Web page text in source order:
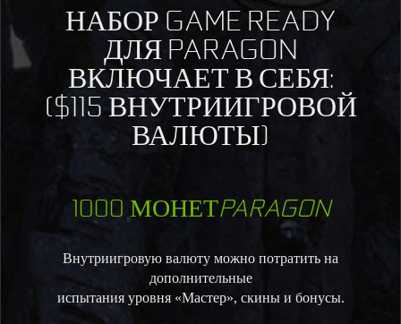
НАБОР GAME READY
ДЛЯ PARAGON
ВКЛЮЧАЕТ В СЕБЯ:
($115 ВНУТРИИГРОВОЙ
ВАЛЮТЫ)
1000 МОНЕТPARAGON
Внутриигровую валюту можно потратить на
дополнительные
испытания уровня «Мастер», скины и бонусы.